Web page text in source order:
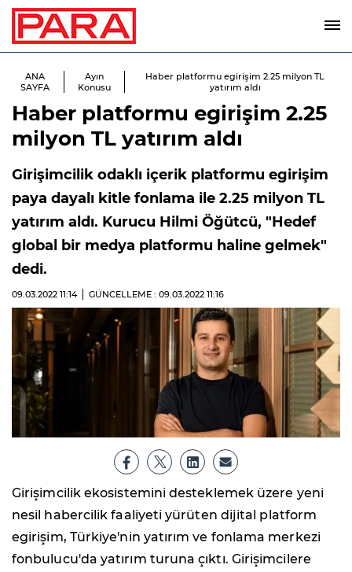
ANA
SAYFA
Ayın
Konusu
Haber platformu egirişim 2.25 milyon TL
yatırım aldı
Haber platformu egirişim 2.25
milyon TL yatırım aldı
Girişimcilik odaklı içerik platformu egirişim
paya dayalı kitle fonlama ile 2.25 milyon TL
yatırım aldı. Kurucu Hilmi Öğütcü, "Hedef
global bir medya platformu haline gelmek"
dedi.
09.03.2022 11:14 GÜNCELLEME : 09.03.2022 11:16
Girişimcilik ekosistemini desteklemek üzere yeni
nesil habercilik faaliyeti yürüten dijital platform
egirişim, Türkiye'nin yatırım ve fonlama merkezi
fonbulucu'da yatırım turuna çıktı. Girişimcilere